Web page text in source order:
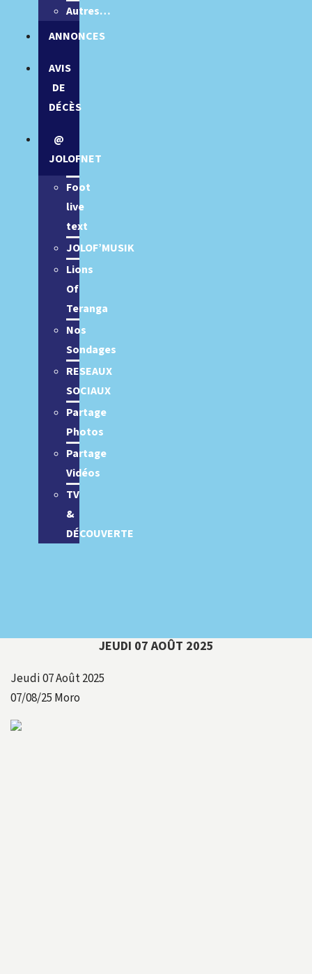
Autres…
ANNONCES
AVIS
DE
DÉCÈS
@
JOLOFNET
Foot
live
text
JOLOF’MUSIK
Lions
Of
Teranga
Nos
Sondages
RESEAUX
SOCIAUX
Partage
Photos
Partage
Vidéos
TV
&
DÉCOUVERTE
JEUDI 07 AOÛT 2025
Jeudi 07 Août 2025
07/08/25 Moro